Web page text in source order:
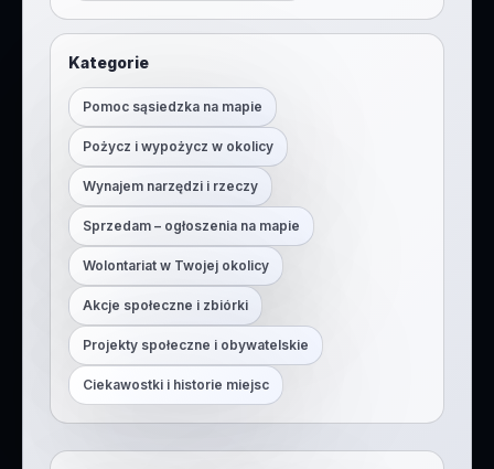
Kategorie
Pomoc sąsiedzka na mapie
Pożycz i wypożycz w okolicy
Wynajem narzędzi i rzeczy
Sprzedam – ogłoszenia na mapie
Wolontariat w Twojej okolicy
Akcje społeczne i zbiórki
Projekty społeczne i obywatelskie
Ciekawostki i historie miejsc